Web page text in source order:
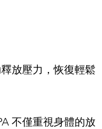
放壓力，恢復輕鬆
不僅重視身體的放